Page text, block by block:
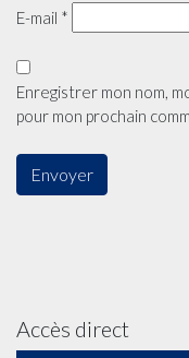
E-mail *
Enregistrer mon nom,
pour mon prochain
Accès direct